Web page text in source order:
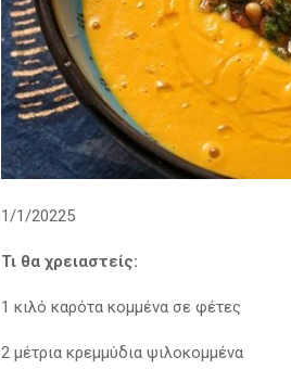
1/1/20225
Τι θα χρειαστείς:
1 κιλό καρότα κομμένα σε φέτες
2 μέτρια κρεμμύδια ψιλοκομμένα